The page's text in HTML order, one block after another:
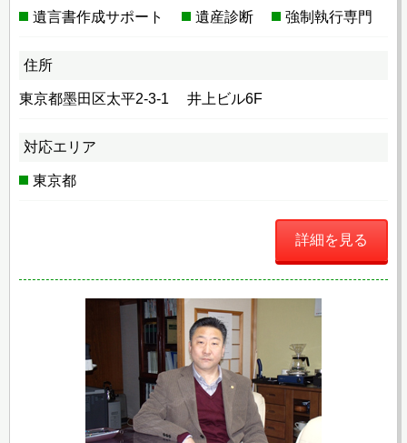
遺言書作成サポート 遺産診断 強制執行専門
住所
東京都墨田区太平2-3-1 井上ビル6F
対応エリア
東京都
詳細を見る